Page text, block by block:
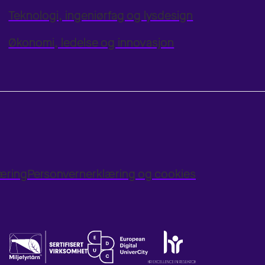
Teknologi, ingeniørfag og lysdesign
Økonomi, ledelse og innovasjon
Personvernerklæring og cookies